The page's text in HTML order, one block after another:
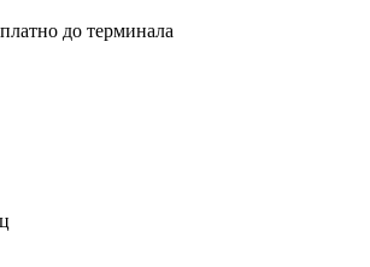
до терминала